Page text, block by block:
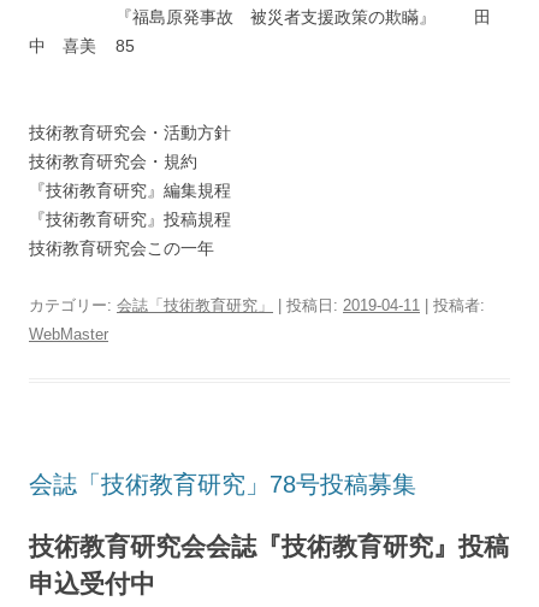
『福島原発事故 被災者支援政策の欺瞞』 田
中 喜美 85
技術教育研究会・活動方針
技術教育研究会・規約
『技術教育研究』編集規程
『技術教育研究』投稿規程
技術教育研究会この一年
カテゴリー: 会誌「技術教育研究」 | 投稿日: 2019-04-11
投稿者:
WebMaster
会誌「技術教育研究」78号投稿募集
技術教育研究会会誌『技術教育研究』投稿
申込受付中